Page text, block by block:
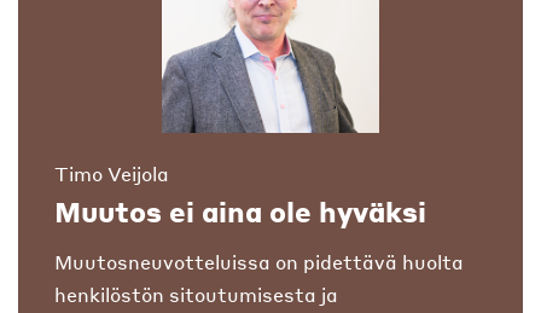
Timo Veijola
Muutos ei aina ole hyväksi
Muutosneuvotteluissa on pidettävä huolta
henkilöstön sitoutumisesta ja